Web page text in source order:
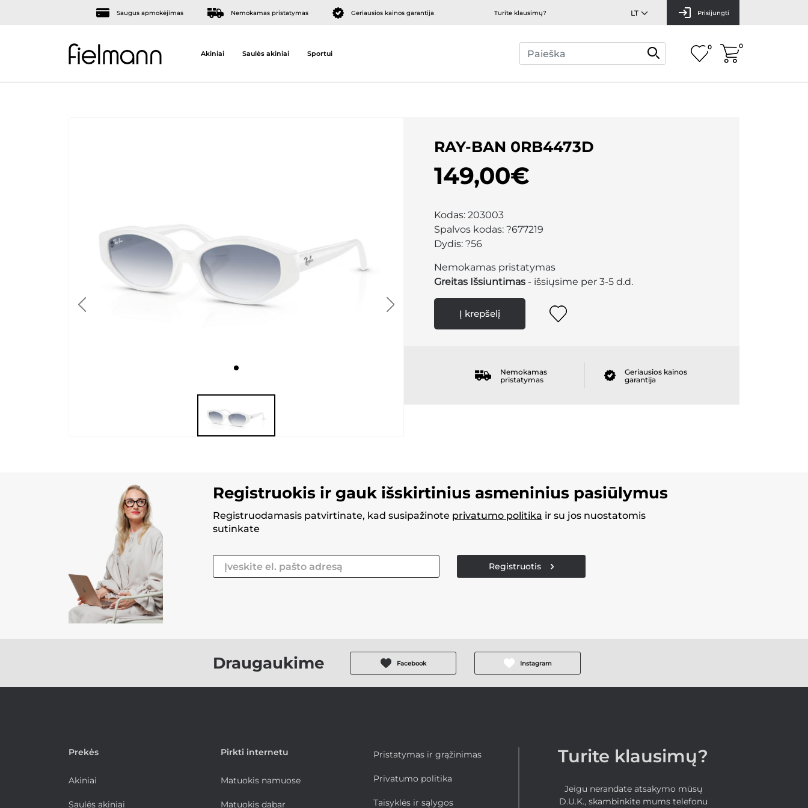
Saugus apmokėjimas Nemokamas pristatymas Geriausios kainos garantija Turite klausimų? Prisijungti
Akiniai Saulės akiniai Sportui
0 0
RAY-BAN 0RB4473D
149,00€
Kodas: 203003
Spalvos kodas: ?677219
Dydis: ?56
Nemokamas pristatymas
Greitas Išsiuntimas - išsiųsime per 3-5 d.d.
Į krepšelį
Nemokamas
pristatymas
Geriausios kainos
garantija
Registruokis ir gauk išskirtinius asmeninius pasiūlymus
Registruodamasis patvirtinate, kad susipažinote privatumo politika ir su jos nuostatomis
sutinkate
Registruotis
Draugaukime Facebook Instagram
Prekės
Akiniai
Saulės akiniai
Pirkti internetu
Matuokis namuose
Matuokis dabar
Pristatymas ir grąžinimas
Privatumo politika
Taisyklės ir sąlygos
Turite klausimų?
Jeigu nerandate atsakymo mūsų
D.U.K., skambinkite mums telefonu